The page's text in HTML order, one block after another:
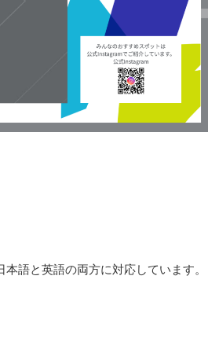
語と英語の両方に対応しています。